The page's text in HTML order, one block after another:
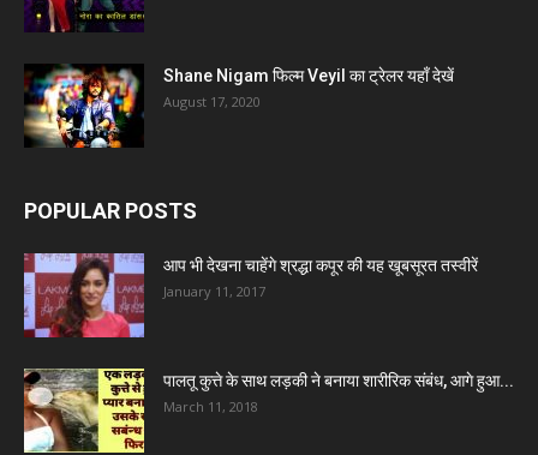
Shane Nigam फिल्म Veyil का ट्रेलर यहाँ देखें
August 17, 2020
POPULAR POSTS
आप भी देखना चाहेंगे श्रद्धा कपूर की यह खूबसूरत तस्वीरें
January 11, 2017
पालतू कुत्ते के साथ लड़की ने बनाया शारीरिक संबंध, आगे हुआ...
March 11, 2018